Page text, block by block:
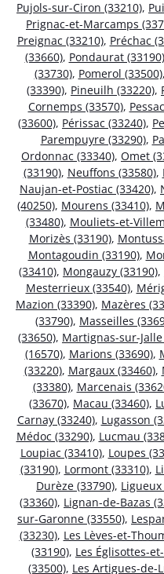
Pujols-sur-Ciron (33210),
Prignac-et-Marcamps
Preignac (33210), Préchac
(33660), Pondaurat (33190)
(33730), Pomerol (33500),
(33390), Pineuilh (33220),
Cornemps (33570),
(33600), Périssac (33240),
Parempuyre (33290),
Ordonnac (33340), Omet
(33190), Neuffons (33580),
Naujan-et-Postiac (33420),
(40250), Mourens (33410),
(33480), Mouliets-et-
Morizès (33190),
Montagoudin (33190),
(33410), Mongauzy (33190),
Mesterrieux (33540),
Mazion (33390), Mazères
(33790), Masseilles
(33650), Martignas-sur-Jalle
(16570), Marions (33690),
(33220), Margaux (33460),
(33380), Marcenais
(33670), Macau (33460),
Carnay (33240), Lugasson
Médoc (33290), Lucmau
Loupiac (33410), Loupes
(33190), Lormont (33310),
Durèze (33790), Ligueux
(33360), Lignan-de-Bazas
sur-Garonne (33550),
(33230), Les Lèves-et-
(33190), Les Églisottes-
(33500), Les Artigues-de-